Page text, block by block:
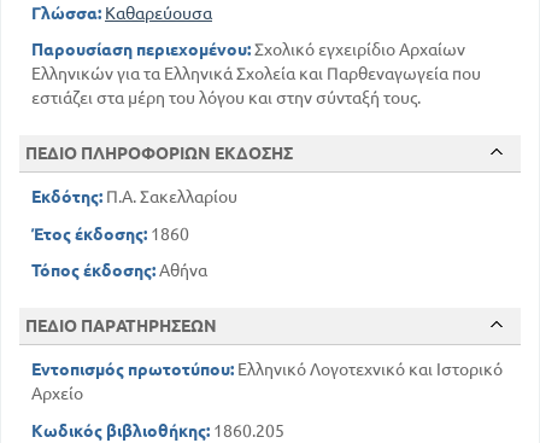
Γλώσσα: Καθαρεύουσα
Παρουσίαση περιεχομένου:Σχολικό εγχειρίδιο Αρχαίων
Ελληνικών για τα Ελληνικά Σχολεία και Παρθεναγωγεία που
εστιάζει στα μέρη του λόγου και στην σύνταξή τους.
ΠΕΔΙΟ ΠΛΗΡΟΦΟΡΙΩΝ ΕΚΔΟΣΗΣ
Εκδότης: Π.Α. Σακελλαρίου
Έτος έκδοσης: 1860
Τόπος έκδοσης:Αθήνα
ΠΕΔΙΟ ΠΑΡΑΤΗΡΗΣΕΩΝ
Εντοπισμός πρωτοτύπου: Ελληνικό Λογοτεχνικό και Ιστορικό
Αρχείο
Κωδικός βιβλιοθήκης: 1860.205